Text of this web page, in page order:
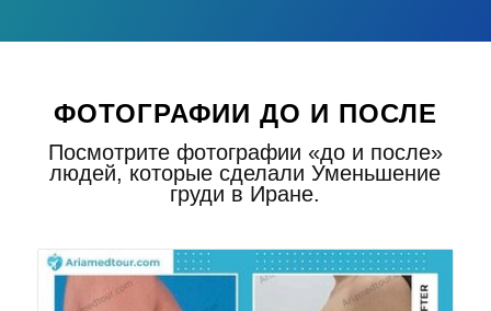
ФОТОГРАФИИ ДО И ПОСЛЕ
Посмотрите фотографии «до и после»
людей, которые сделали Уменьшение
груди в Иране.